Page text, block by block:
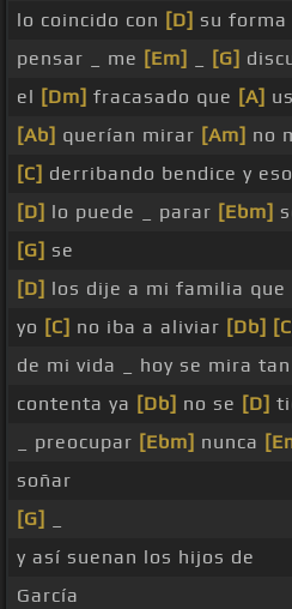
lo coincido con [D] su forma
pensar _ me [Em] [G]
el [Dm] fracasado que [A]
[Ab] querían mirar [Am] no
[C] derribando bendice y eso
[D] lo puede _ parar [Ebm]
[G] se
[D] los dije a mi familia que
yo [C] no iba a aliviar [Db]
de mi vida _ hoy se mira tan
contenta ya [Db] no se [D]
_ preocupar [Ebm] nunca
soñar
[G]
y así suenan los hijos de
García